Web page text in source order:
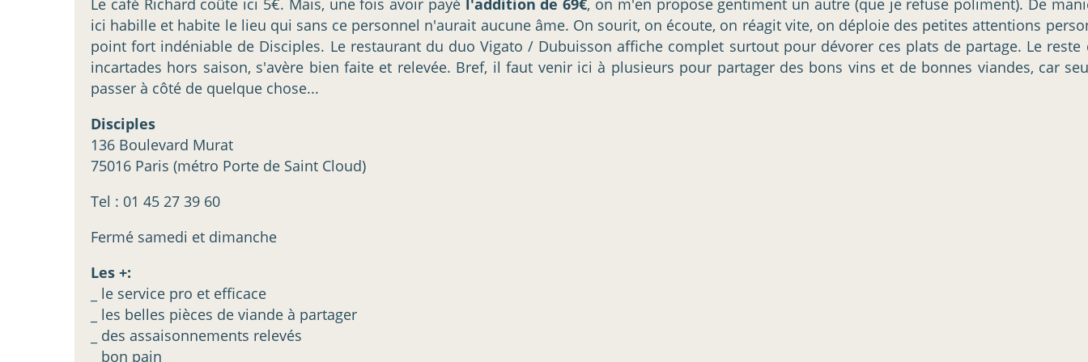
Le café Richard coûte ici 5€. Mais, une fois avoir payé l'addition de 69€, on m'en propose gentiment un autre (que je refuse poliment). De
ici habille et habite le lieu qui sans ce personnel n'aurait aucune âme. On sourit, on écoute, on réagit vite, on déploie des petites attentions
point fort indéniable de Disciples. Le restaurant du duo Vigato / Dubuisson affiche complet surtout pour dévorer ces plats de partage. Le reste
incartades hors saison, s'avère bien faite et relevée. Bref, il faut venir ici à plusieurs pour partager des bons vins et de bonnes viandes, car
passer à côté de quelque chose...
Disciples
136 Boulevard Murat
75016 Paris (métro Porte de Saint Cloud)
Tel : 01 45 27 39 60
Fermé samedi et dimanche
Les +:
_ le service pro et efficace
_ les belles pièces de viande à partager
_ des assaisonnements relevés
_ bon pain